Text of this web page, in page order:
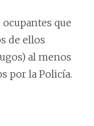
que
de ellos
al menos
por la Policía.